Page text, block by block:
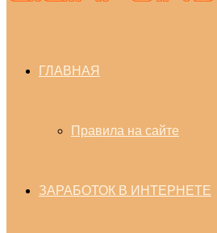
ГЛАВНАЯ
Правила на сайте
ЗАРАБОТОК В ИНТЕРНЕТЕ